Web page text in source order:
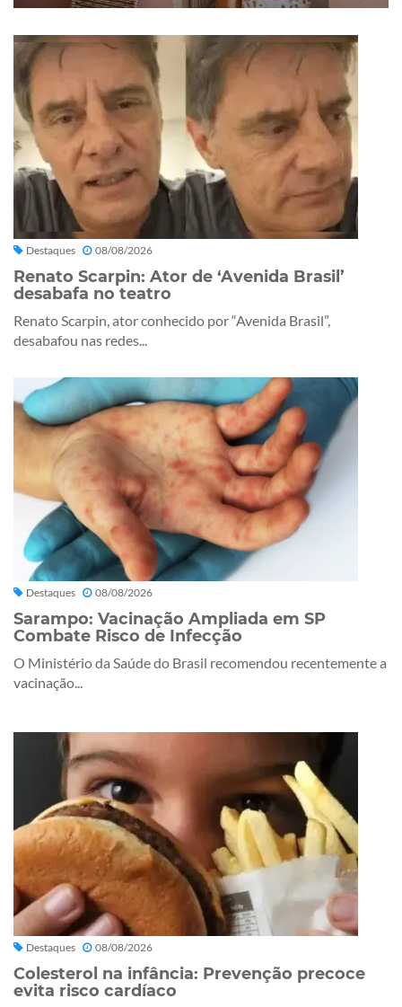
Destaques 08/08/2026
Renato Scarpin: Ator de ‘Avenida Brasil’
desabafa no teatro
Renato Scarpin, ator conhecido por “Avenida Brasil”,
desabafou nas redes...
Destaques 08/08/2026
Sarampo: Vacinação Ampliada em SP
Combate Risco de Infecção
O Ministério da Saúde do Brasil recomendou recentemente a
vacinação...
Destaques 08/08/2026
Colesterol na infância: Prevenção precoce
evita risco cardíaco